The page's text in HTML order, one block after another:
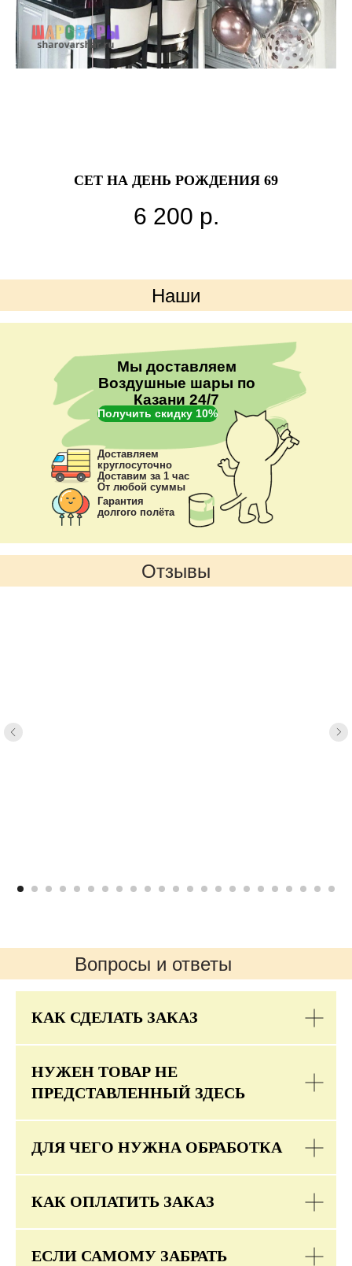
СЕТ НА ДЕНЬ РОЖДЕНИЯ 69
6 200 р.
Наши
преимущества
Мы доставляем
Воздушные шары по
Казани 24/7
Получить скидку 10%
Доставляем
круглосуточно
Доставим за 1 час
От любой суммы
Гарантия
долгого полёта
Отзывы
Вопросы и ответы
КАК СДЕЛАТЬ ЗАКАЗ
НУЖЕН ТОВАР НЕ
ПРЕДСТАВЛЕННЫЙ ЗДЕСЬ
ДЛЯ ЧЕГО НУЖНА ОБРАБОТКА
КАК ОПЛАТИТЬ ЗАКАЗ
ЕСЛИ САМОМУ ЗАБРАТЬ